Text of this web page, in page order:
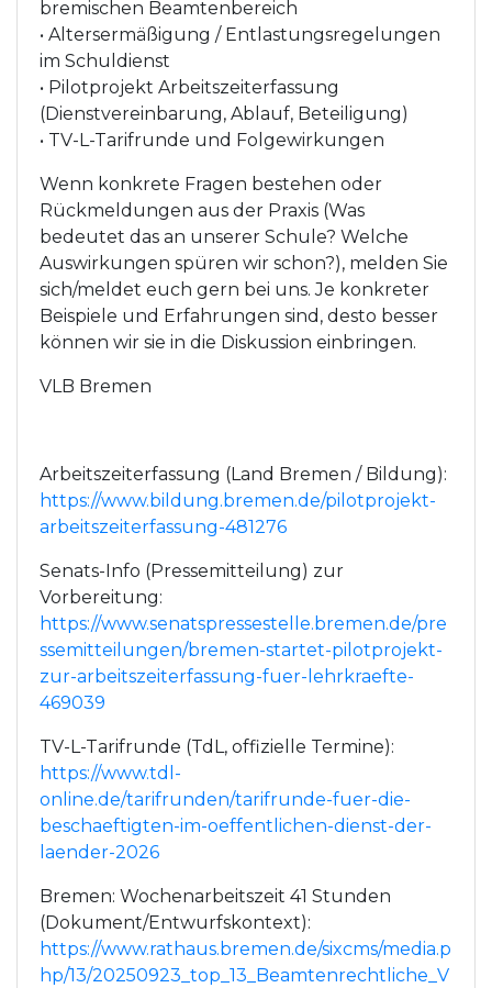
bremischen Beamtenbereich
• Altersermäßigung / Entlastungsregelungen
im Schuldienst
• Pilotprojekt Arbeitszeiterfassung
(Dienstvereinbarung, Ablauf, Beteiligung)
• TV-L-Tarifrunde und Folgewirkungen
Wenn konkrete Fragen bestehen oder
Rückmeldungen aus der Praxis (Was
bedeutet das an unserer Schule? Welche
Auswirkungen spüren wir schon?), melden Sie
sich/meldet euch gern bei uns. Je konkreter
Beispiele und Erfahrungen sind, desto besser
können wir sie in die Diskussion einbringen.
VLB Bremen
Arbeitszeiterfassung (Land Bremen / Bildung):
https://www.bildung.bremen.de/pilotprojekt-
arbeitszeiterfassung-481276
Senats-Info (Pressemitteilung) zur
Vorbereitung:
https://www.senatspressestelle.bremen.de/pre
ssemitteilungen/bremen-startet-pilotprojekt-
zur-arbeitszeiterfassung-fuer-lehrkraefte-
469039
TV-L-Tarifrunde (TdL, offizielle Termine):
https://www.tdl-
online.de/tarifrunden/tarifrunde-fuer-die-
beschaeftigten-im-oeffentlichen-dienst-der-
laender-2026
Bremen: Wochenarbeitszeit 41 Stunden
(Dokument/Entwurfskontext):
https://www.rathaus.bremen.de/sixcms/media.p
hp/13/20250923_top_13_Beamtenrechtliche_V